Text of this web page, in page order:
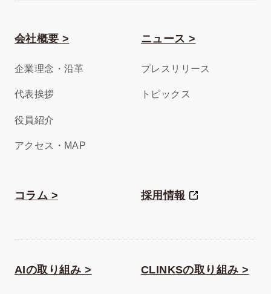
会社概要 >
企業理念・沿革
代表挨拶
役員紹介
アクセス・MAP
ニュース >
プレスリリース
トピックス
コラム > 採用情報
AIの取り組み > CLINKSの取り組み >